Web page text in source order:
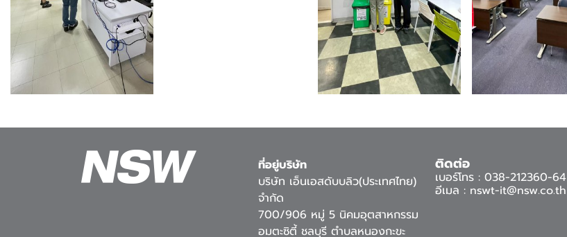
ที่อยู่บริษัท
บริษัท เอ็นเอสดับบลิว(ประเทศไทย)
จำกัด
700/906 หมู่ 5 นิคมอุตสาหกรรม
อมตะซิตี้ ชลบุรี ตำบลหนองกะขะ
ติดต่อ
เบอร์โทร : 038-212360-64
อีเมล : nswt-it@nsw.co.th